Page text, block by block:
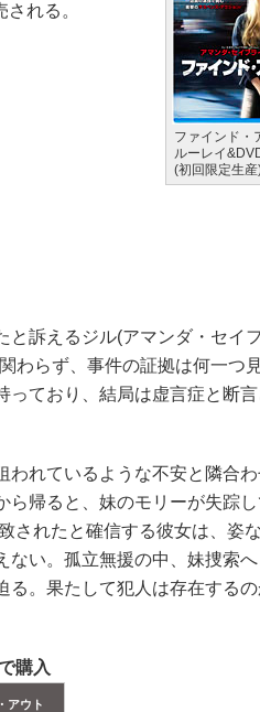
ファインド・
ルーレイ
(初回限定生産
れる。
訴えるジル(アマンダ・セイ
わらず、事件の証拠は何一つ
ており、結局は虚言症と断言
れているような不安と隣合
ら帰ると、妹のモリーが失踪
されたと確信する彼女は、姿
い。孤立無援の中、妹捜索へ
る。果たして犯人は存在する
購入
アウト